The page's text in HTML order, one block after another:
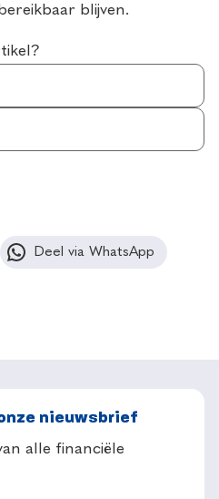
blijven.
Deel via WhatsApp
nieuwsbrief
alle financiële